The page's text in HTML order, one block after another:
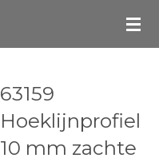
63159
Hoeklijnprofiel
10 mm zachte